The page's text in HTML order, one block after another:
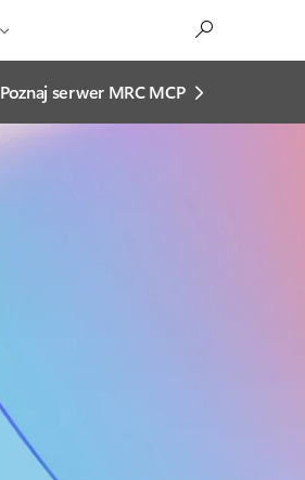
Poznaj serwer MRC MCP